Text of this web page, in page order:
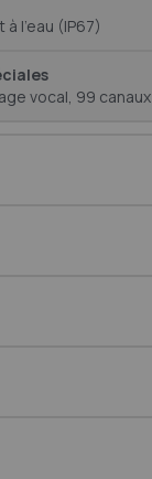
l'eau (IP67)
vocal, 99 canaux